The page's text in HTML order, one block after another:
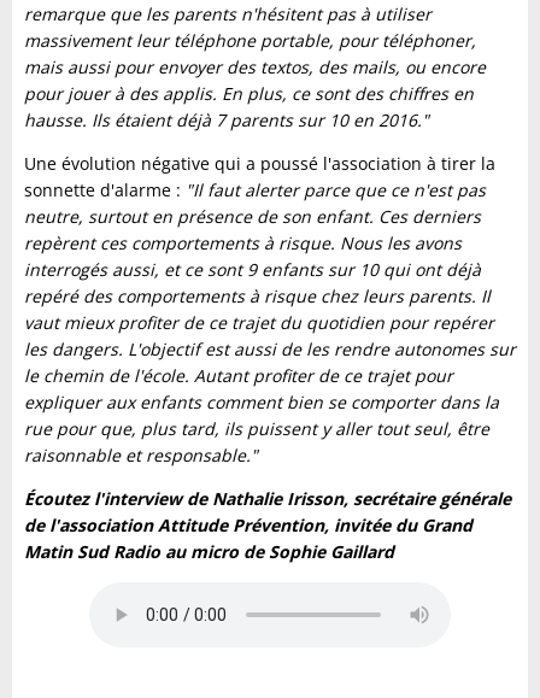
remarque que les parents n'hésitent pas à utiliser
massivement leur téléphone portable, pour téléphoner,
mais aussi pour envoyer des textos, des mails, ou encore
pour jouer à des applis. En plus, ce sont des chiffres en
hausse. Ils étaient déjà 7 parents sur 10 en 2016."
Une évolution négative qui a poussé l'association à tirer la
sonnette d'alarme : "Il faut alerter parce que ce n'est pas
neutre, surtout en présence de son enfant. Ces derniers
repèrent ces comportements à risque. Nous les avons
interrogés aussi, et ce sont 9 enfants sur 10 qui ont déjà
repéré des comportements à risque chez leurs parents. Il
vaut mieux profiter de ce trajet du quotidien pour repérer
les dangers. L'objectif est aussi de les rendre autonomes sur
le chemin de l'école. Autant profiter de ce trajet pour
expliquer aux enfants comment bien se comporter dans la
rue pour que, plus tard, ils puissent y aller tout seul, être
raisonnable et responsable."
Écoutez l'interview de Nathalie Irisson, secrétaire générale
de l'association Attitude Prévention, invitée du Grand
Matin Sud Radio au micro de Sophie Gaillard